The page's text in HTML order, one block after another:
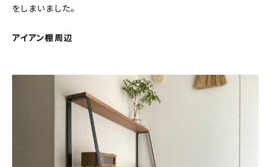
をしまいました。
アイアン棚周辺